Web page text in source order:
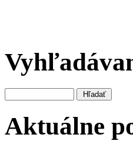
Aktuálne